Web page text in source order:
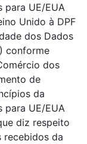
para UE/EUA
Unido à DPF
dos Dados
conforme
dos
de
da
para UE/EUA
diz respeito
recebidos da